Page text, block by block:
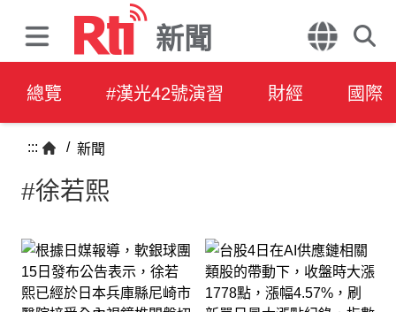
新聞
總覽 #漢光42號演習 財經 國際
::: / 新聞
#徐若熙